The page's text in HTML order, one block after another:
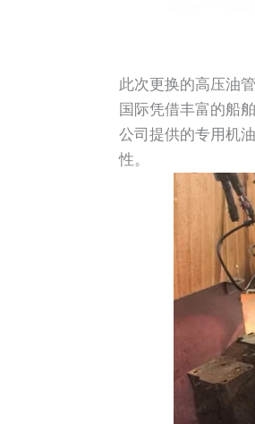
此次更换的高压油
国际凭借丰富的船
公司提供的专用机
性。